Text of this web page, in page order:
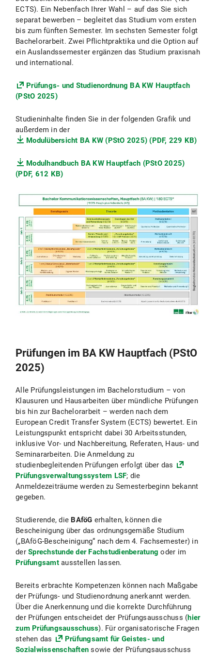
politischen Institutionen, NGOs oder als
Berater für politische Kampagnen.
nutzergenerierten Inhalten verschwimmen: Immer
mehr Nutzer:innen werden selbst zu
Kommunikator:innen – ob in Blogs, sozialen
Medien oder Kommentarspalten. Dabei schafft
das ifkw mit Forschungs- und Praxisseminaren
Raum für die wissenschaftlichen Grundlagen und
Erwartungen und Bewertungen unterschiedlicher
Zielgruppen – mit besonderem Blick auf
Emotionalität, Framing, Widerstand und soziale
Identität im digitalen Diskurs. Ein Schwerpunkt
liegt dabei auf selektiver Mediennutzung, dem
Vertrauen in algorithmisch kuratierte Inhalte
sowie der Frage, wie Menschen mit digitalen
Medienkompetenz entwickeln.
Fragen untersucht?
Das Studium vermittelt fundierte Kenntnisse in
quantitativer und qualitativer Forschung – von
Umfragen, Inhaltsanalysen und Experimenten bis
hin zu Interviews, Gruppenanalysen und digitalen
Tools. Gelehrt wird dabei u. a. die
Statistiksoftware R – mit einem am IfKW
wissenschaftlich fundierten und zugleich
niedrigschwelligen Zugang zur Datenanalyse
umfassenden Repositorium, das verschiedene
Lerngeschwindigkeiten abfängt.
ECTS). Ein Nebenfach Ihrer Wahl – auf das Sie sich
separat bewerben – begleitet das Studium vom ersten
bis zum fünften Semester. Im sechsten Semester folgt
Bachelorarbeit. Zwei Pflichtpraktika und die Option auf
ein Auslandssemester ergänzen das Studium praxisnah
und international.
Prüfungs- und Studienordnung BA KW Hauptfach
(PStO 2025)
Studieninhalte finden Sie in der folgenden Grafik und
außerdem in der
Modulübersicht BA KW (PStO 2025) (PDF, 229 KB)
Modulhandbuch BA KW Hauptfach (PStO 2025)
(PDF, 612 KB)
Prüfungen im BA KW Hauptfach (PStO
2025)
Alle Prüfungsleistungen im Bachelorstudium – von
Klausuren und Hausarbeiten über mündliche Prüfungen
bis hin zur Bachelorarbeit – werden nach dem
European Credit Transfer System (ECTS) bewertet. Ein
Leistungspunkt entspricht dabei 30 Arbeitsstunden,
inklusive Vor- und Nachbereitung, Referaten, Haus- und
Seminararbeiten. Die Anmeldung zu
studienbegleitenden Prüfungen erfolgt über das
Prüfungsverwaltungssystem LSF; die
Anmeldezeiträume werden zu Semesterbeginn bekannt
gegeben.
Studierende, die BAföG erhalten, können die
Bescheinigung über das ordnungsgemäße Studium
(„BAföG-Bescheinigung“ nach dem 4. Fachsemester) in
der Sprechstunde der Fachstudienberatung oder im
Prüfungsamtausstellen lassen.
Bereits erbrachte Kompetenzen können nach Maßgabe
der Prüfungs- und Studienordnung anerkannt werden.
Über die Anerkennung und die korrekte Durchführung
der Prüfungen entscheidet der Prüfungsausschuss (hier
zum Prüfungsausschuss). Für organisatorische Fragen
stehen das
Prüfungsamt für Geistes- und
Sozialwissenschaften sowie der Prüfungsausschuss